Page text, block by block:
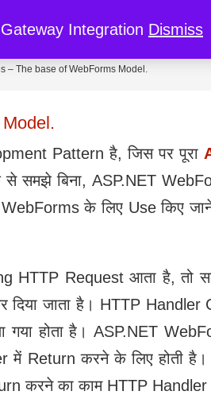
Integration Dismiss
– The base of WebForms Model.
Pattern है, जिस पर पूरा
समझे बिना, ASP.NET
के लिए Use किए
HTTP Request आता है, तो
दिया जाता है। HTTP
गया होता है। ASP.NET
Return करने के लिए होती है।
करने का काम HTTP Handler